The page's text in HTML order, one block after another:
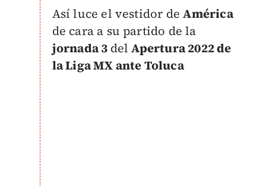
Así luce el vestidor deAmérica
de cara a su partido de la
jornada 3 delApertura 2022 de
la Liga MX ante Toluca